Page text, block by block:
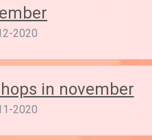
2020
in november
2020